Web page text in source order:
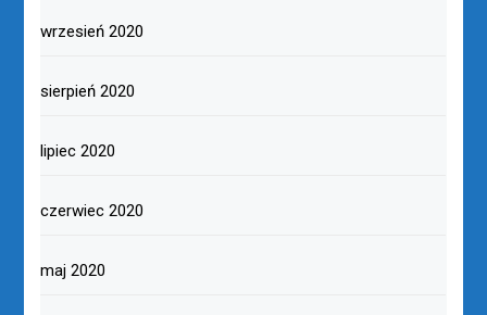
wrzesień 2020
sierpień 2020
lipiec 2020
czerwiec 2020
maj 2020